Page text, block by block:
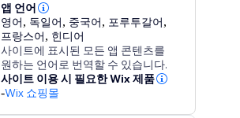
앱 언어
영어, 독일어, 중국어, 포루투갈어,
프랑스어, 힌디어
사이트에 표시된 모든 앱 콘텐츠를
원하는 언어로 번역할 수 있습니다.
사이트 이용 시 필요한 Wix 제품
-Wix 쇼핑몰